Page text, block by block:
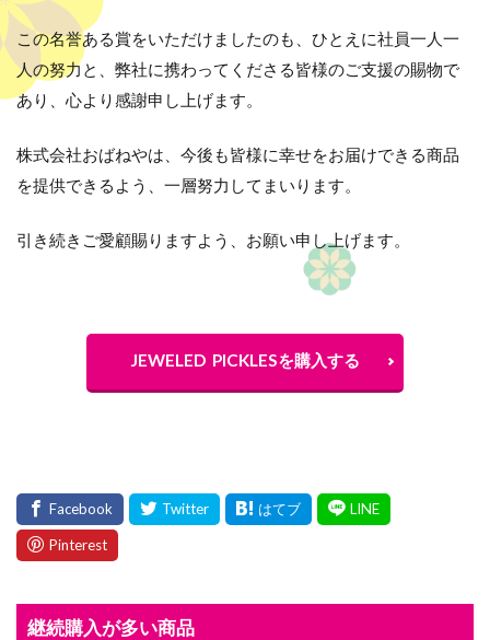
この名誉ある賞をいただけましたのも、ひとえに社員一人一
人の努力と、弊社に携わってくださる皆様のご支援の賜物で
あり、心より感謝申し上げます。
株式会社おばねやは、今後も皆様に幸せをお届けできる商品
を提供できるよう、一層努力してまいります。
引き続きご愛顧賜りますよう、お願い申し上げます。
JEWELED PICKLESを購入する
継続購入が多い商品